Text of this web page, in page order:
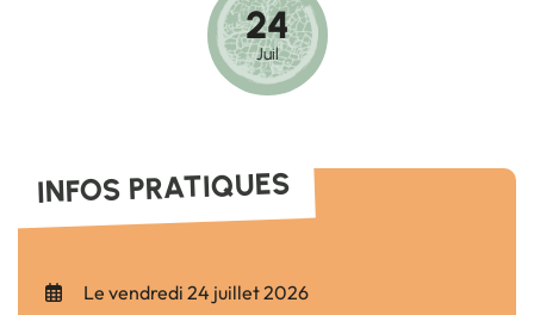
Le
24
Juil
INFOS PRATIQUES
Le vendredi 24 juillet 2026